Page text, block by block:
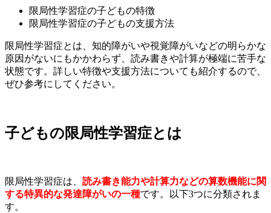
限局性学習症の子どもの特徴
限局性学習症の子どもの支援方法
限局性学習症とは、知的障がいや視覚障がいなどの明らかな
原因がないにもかかわらず、読み書きや計算が極端に苦手な
状態です。詳しい特徴や支援方法についても紹介するので、
ぜひ参考にしてください。
子どもの限局性学習症とは
限局性学習症は、 読み書き能力や計算力などの算数機能に関
する特異的な発達障がいの一種です。以下3つに分類されま
す。